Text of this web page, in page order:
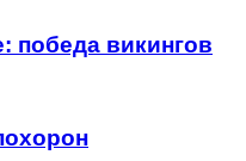
победа викингов